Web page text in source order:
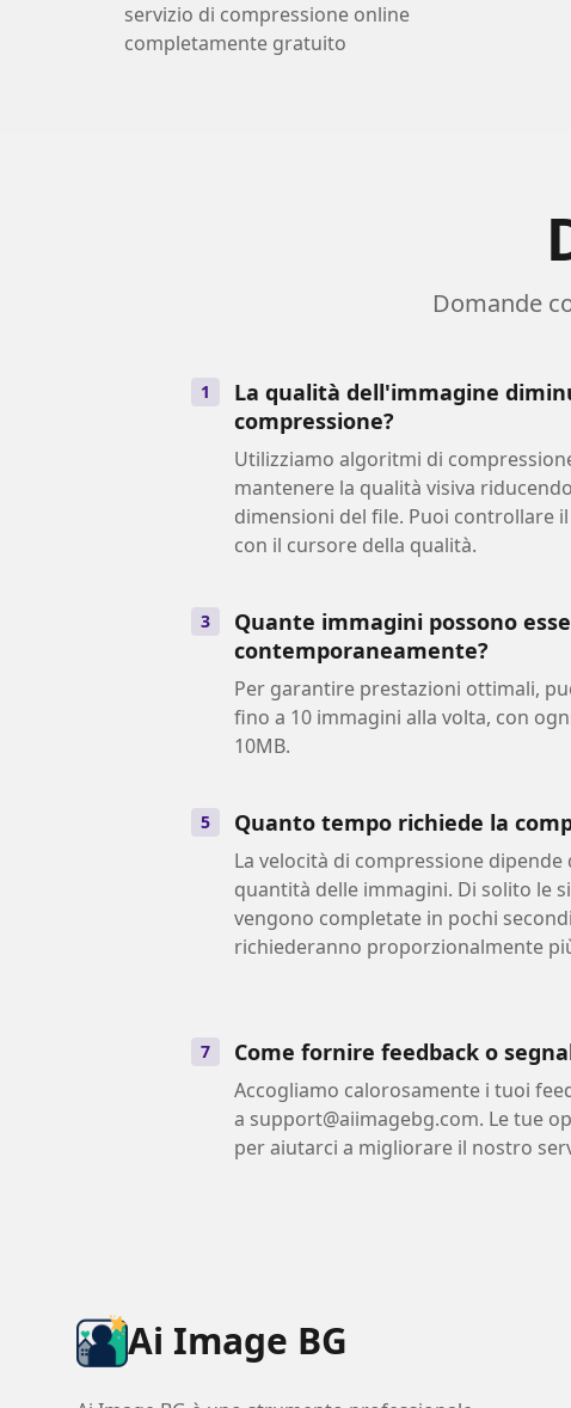
servizio di compressione online
completamente gratuito
Domande
1
La qualità dell'immagine
compressione?
Utilizziamo algoritmi di
mantenere la qualità visiva
dimensioni del file. Puoi controllare
con il cursore della qualità.
3
Quante immagini possono
contemporaneamente?
Per garantire prestazioni ottimali,
fino a 10 immagini alla volta, con
10MB.
5 Quanto tempo richiede la
La velocità di compressione
quantità delle immagini. Di solito le
vengono completate in pochi
richiederanno proporzionalmente
7 Come fornire feedback o
Accogliamo calorosamente i tuoi
a support@aiimagebg.com. Le tue
per aiutarci a migliorare il nostro
Ai Image BG